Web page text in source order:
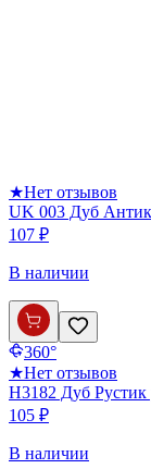
★Нет отзывов
UK 003 Дуб
107 ₽
В наличии
360°
★Нет отзывов
Н3182 Дуб
105 ₽
В наличии